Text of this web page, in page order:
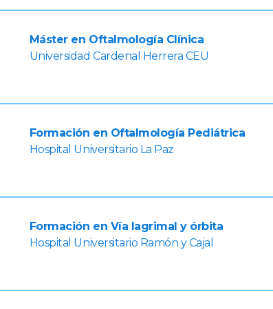
Máster en Oftalmología Clínica
Universidad Cardenal Herrera CEU
Formación en Oftalmología Pediátrica
Hospital Universitario La Paz
Formación en Vía lagrimal y órbita
Hospital Universitario Ramón y Cajal